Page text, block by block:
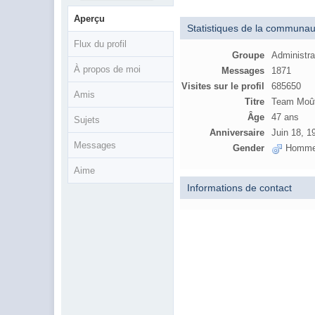
Aperçu
Flux du profil
À propos de moi
Amis
Sujets
Messages
Aime
Statistiques de la
Groupe
Messages
1871
Visites sur le profil
685650
Titre
Team
Âge
47 ans
Anniversaire
Juin 18,
Gender
Informations de contact